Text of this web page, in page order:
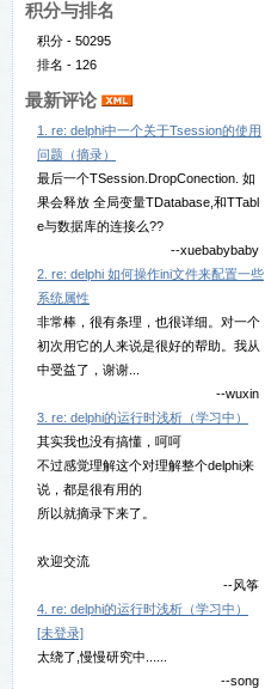
积分与排名
积分 - 50295
排名 - 126
最新评论
1. re: delphi中一个关于Tsession的使用
问题（摘录）
最后一个TSession.DropConection. 如
果会释放 全局变量TDatabase,和TTabl
e与数据库的连接么??
--xuebabybaby
2. re: delphi 如何操作ini文件来配置一些
系统属性
非常棒，很有条理，也很详细。对一个
初次用它的人来说是很好的帮助。我从
中受益了，谢谢...
--wuxin
3. re: delphi的运行时浅析（学习中）
其实我也没有搞懂，呵呵
不过感觉理解这个对理解整个delphi来
说，都是很有用的
所以就摘录下来了。
欢迎交流
--风筝
4. re: delphi的运行时浅析（学习中）
[未登录]
太绕了,慢慢研究中......
--song